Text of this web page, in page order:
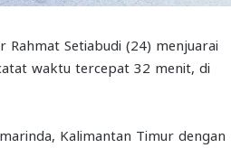
Rahmat Setiabudi (24) menjuarai
waktu tercepat 32 menit, di
Kalimantan Timur dengan